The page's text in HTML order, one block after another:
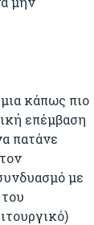
κάπως πιο
επέμβαση
πατάνε
με